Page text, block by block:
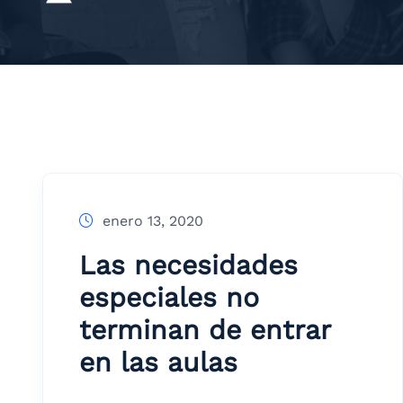
enero 13, 2020
Las necesidades
especiales no
terminan de entrar
en las aulas